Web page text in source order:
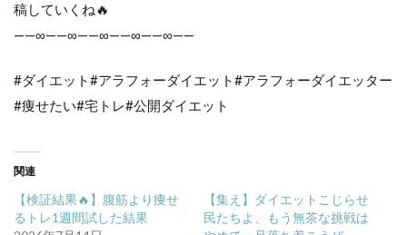
稿していくね🔥
——∞——∞——∞——∞——∞——
#ダイエット#アラフォーダイエット#アラフォーダイエッター
#痩せたい#宅トレ#公開ダイエット
関連
【検証結果🔥】腹筋より痩せ
るトレ1週間試した結果
【集え】ダイエットこじらせ
民たちよ、もう無茶な挑戦は